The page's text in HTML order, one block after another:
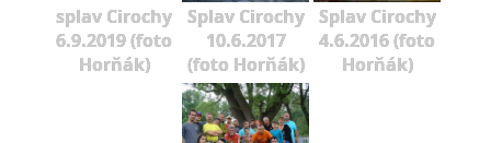
splav Cirochy
6.9.2019 (foto
Horňák)
Splav Cirochy
10.6.2017
(foto Horňák)
Splav Cirochy
4.6.2016 (foto
Horňák)